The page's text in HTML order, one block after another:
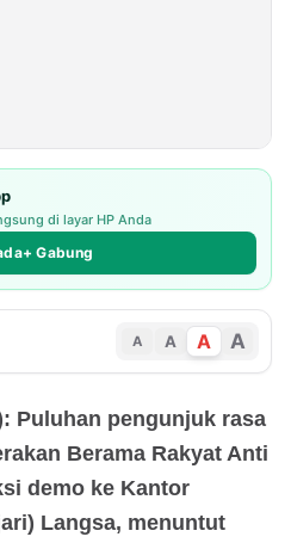
di layar HP Anda
Gabung
A A A A
Puluhan pengunjuk rasa
Berama Rakyat Anti
demo ke Kantor
Langsa, menuntut